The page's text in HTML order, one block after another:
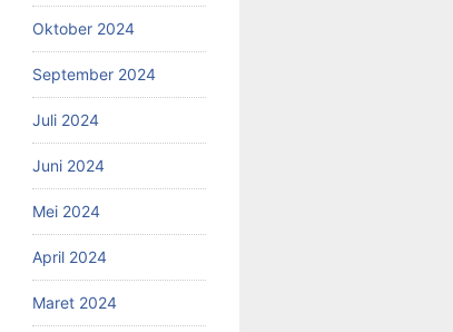
Oktober 2024
September 2024
Juli 2024
Juni 2024
Mei 2024
April 2024
Maret 2024